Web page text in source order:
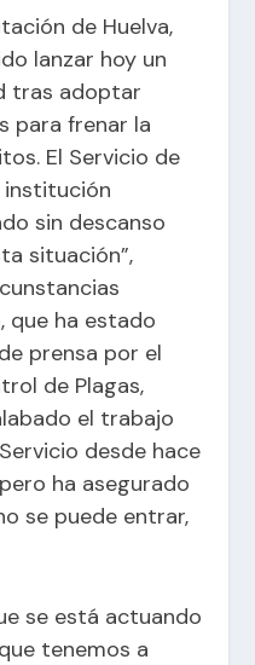
de Huelva,
lanzar hoy un
tras adoptar
para frenar la
El Servicio de
institución
sin descanso
situación”,
que ha estado
prensa por el
de Plagas,
el trabajo
desde hace
ha asegurado
se puede entrar,
se está actuando
tenemos a